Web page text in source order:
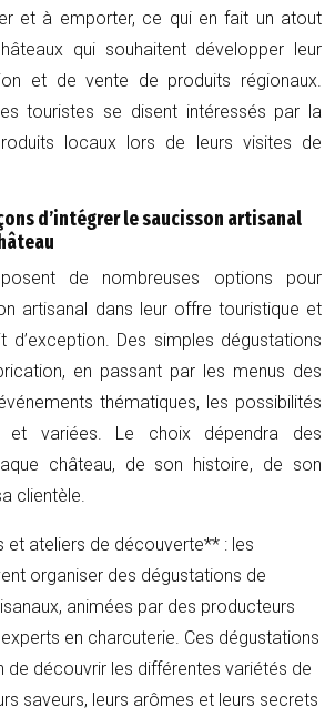
et à emporter, ce qui en fait un atout
qui souhaitent développer leur
et de vente de produits régionaux.
touristes se disent intéressés par la
locaux lors de leurs visites de
d’intégrer le saucisson artisanal
de nombreuses options pour
artisanal dans leur offre touristique et
d’exception. Des simples dégustations
en passant par les menus des
thématiques, les possibilités
et variées. Le choix dépendra des
château, de son histoire, de son
clientèle.
et ateliers de découverte** : les
organiser des dégustations de
animées par des producteurs
en charcuterie. Ces dégustations
de découvrir les différentes variétés de
saveurs, leurs arômes et leurs secrets